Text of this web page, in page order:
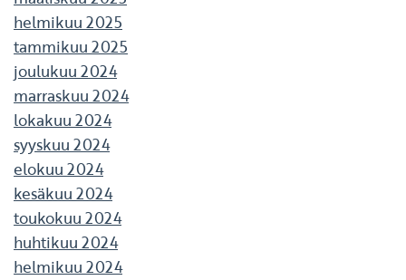
helmikuu 2025
tammikuu 2025
joulukuu 2024
marraskuu 2024
lokakuu 2024
syyskuu 2024
elokuu 2024
kesäkuu 2024
toukokuu 2024
huhtikuu 2024
helmikuu 2024